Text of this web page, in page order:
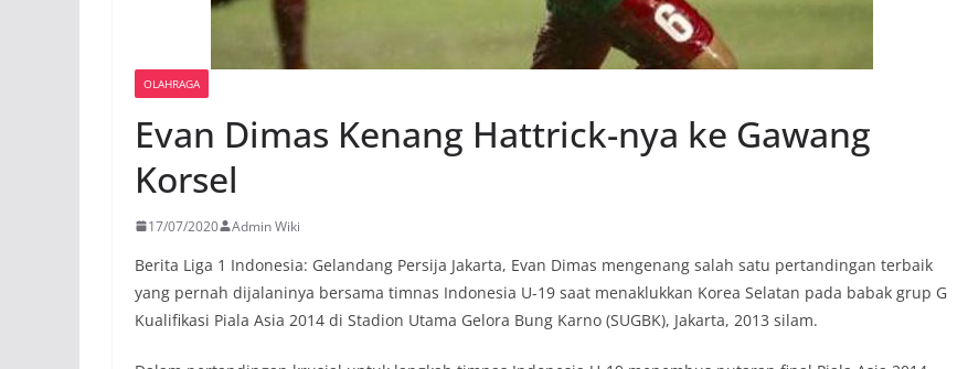
OLAHRAGA
Evan Dimas Kenang Hattrick-nya ke Gawang
Korsel
17/07/2020 Admin Wiki
Berita Liga 1 Indonesia: Gelandang Persija Jakarta, Evan Dimas mengenang salah satu pertandingan terbaik
yang pernah dijalaninya bersama timnas Indonesia U-19 saat menaklukkan Korea Selatan pada babak grup G
Kualifikasi Piala Asia 2014 di Stadion Utama Gelora Bung Karno (SUGBK), Jakarta, 2013 silam.